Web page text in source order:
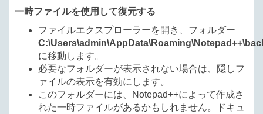
一時ファイルを使用して復元する
ファイルエクスプローラーを開き、フォルダー
に移動します。
必要なフォルダーが表示されない場合は、隠しフ
ァイルの表示を有効にします。
このフォルダーには、Notepad++によって作成さ
れた一時ファイルがあるかもしれません。ドキュ